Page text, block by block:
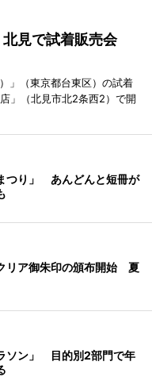
北見で試着販売会
」（東京都台東区）の試着
」（北見市北2条西2）で開
つり」 あんどんと短冊が
リア御朱印の頒布開始 夏
ソン」 目的別2部門で年